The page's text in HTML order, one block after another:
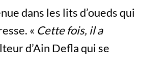
dans les lits d’oueds qui
« Cette fois, il a
d’Ain Defla qui se